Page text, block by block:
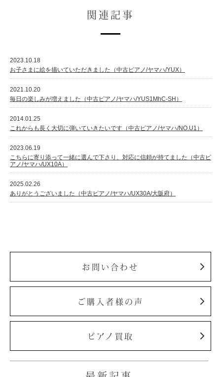
関連記事
2023.10.18
お子さまに絵を描いていただきました（中古ピアノ/ヤマハ/YUX）
2021.10.20
毎日の楽しみが増えました（中古ピアノ/ヤマハ/YUS1MhC-SH）
2014.01.25
これからも長く大切に弾いていきたいです（中古ピアノ/ヤマハ/NO.U1）
2023.06.19
こちらに寄り添って一緒に選んで下さり、対応に信頼が持てました（中古ピ
アノ/ヤマハ/UX10A）
2025.02.26
ありがとうございました（中古ピアノ/ヤマハ/UX30A/大阪府）
お問い合わせ
ご購入者様の声
ピアノ買取